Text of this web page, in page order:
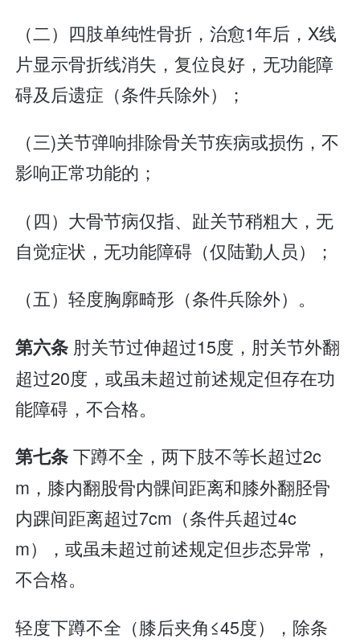
（二）四肢单纯性骨折，治愈1年后，X线
片显示骨折线消失，复位良好，无功能障
碍及后遗症（条件兵除外）；
（三)关节弹响排除骨关节疾病或损伤，不
影响正常功能的；
（四）大骨节病仅指、趾关节稍粗大，无
自觉症状，无功能障碍（仅陆勤人员）；
（五）轻度胸廓畸形（条件兵除外）。
第六条 肘关节过伸超过15度，肘关节外翻
超过20度，或虽未超过前述规定但存在功
能障碍，不合格。
第七条下蹲不全，两下肢不等长超过2c
m，膝内翻股骨内髁间距离和膝外翻胫骨
内踝间距离超过7cm（条件兵超过4c
m），或虽未超过前述规定但步态异常，
不合格。
轻度下蹲不全（膝后夹角≤45度），除条